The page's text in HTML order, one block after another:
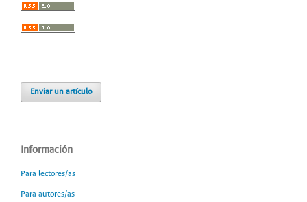
Enviar un artículo
Información
Para lectores/as
Para autores/as